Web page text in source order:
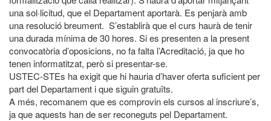
una sol·licitud, que el Departament aportarà. Es penjarà amb
una resolució breument. S’establirà que el curs haurà de tenir
una durada mínima de 30 hores. Si es presenten a la present
convocatòria d’oposicions, no fa falta l’Acreditació, ja que ho
tenen informatitzat, però si presentar-se.
USTEC-STEs ha exigit que hi hauria d’haver oferta suficient per
part del Departament i que siguin gratuïts.
A més, recomanem que es comprovin els cursos al inscriure’s,
ja que aquests han de ser reconeguts pel Departament.